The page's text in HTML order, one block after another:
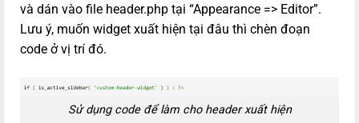
và dán vào file header.php tại “Appearance => Editor”.
Lưu ý, muốn widget xuất hiện tại đâu thì chèn đoạn
code ở vị trí đó.
Sử dụng code để làm cho header xuất hiện